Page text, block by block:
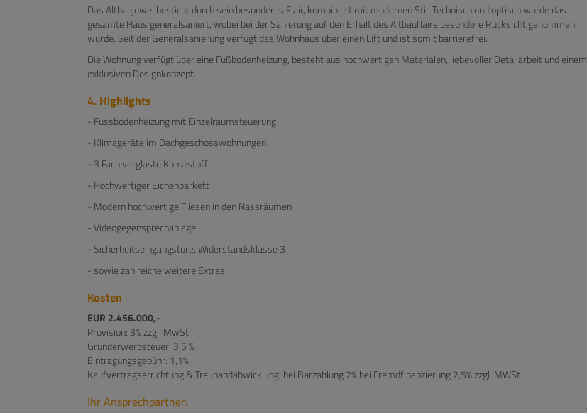
Das Altbaujuwel besticht durch sein besonderes Flair, kombiniert mit modernen Stil. Technisch und optisch wurde das
gesamte Haus generalsaniert, wobei bei der Sanierung auf den Erhalt des Altbauflairs besondere Rücksicht genommen
wurde. Seit der Generalsanierung verfügt das Wohnhaus über einen Lift und ist somit barrierefrei.
Die Wohnung verfügt über eine Fußbodenheizung, besteht aus hochwertigen Materialen, liebevoller Detailarbeit und einem
exklusiven Designkonzept.
4. Highlights
- Fussbodenheizung mit Einzelraumsteuerung
- Klimageräte im Dachgeschosswohnungen
- 3 Fach verglaste Kunststoff
- Hochwertiger Eichenparkett
- Modern hochwertige Fliesen in den Nassräumen
- Videogegensprechanlage
- Sicherheitseingangstüre, Widerstandsklasse 3
- sowie zahlreiche weitere Extras
Kosten
EUR 2.456.000,-
Provision: 3% zzgl. MwSt.
Grunderwerbsteuer: 3,5 %
Eintragungsgebühr: 1,1%
Kaufvertragserrichtung & Treuhandabwicklung: bei Barzahlung 2% bei Fremdfinanzierung 2,5% zzgl. MWSt.
Ihr Ansprechpartner: